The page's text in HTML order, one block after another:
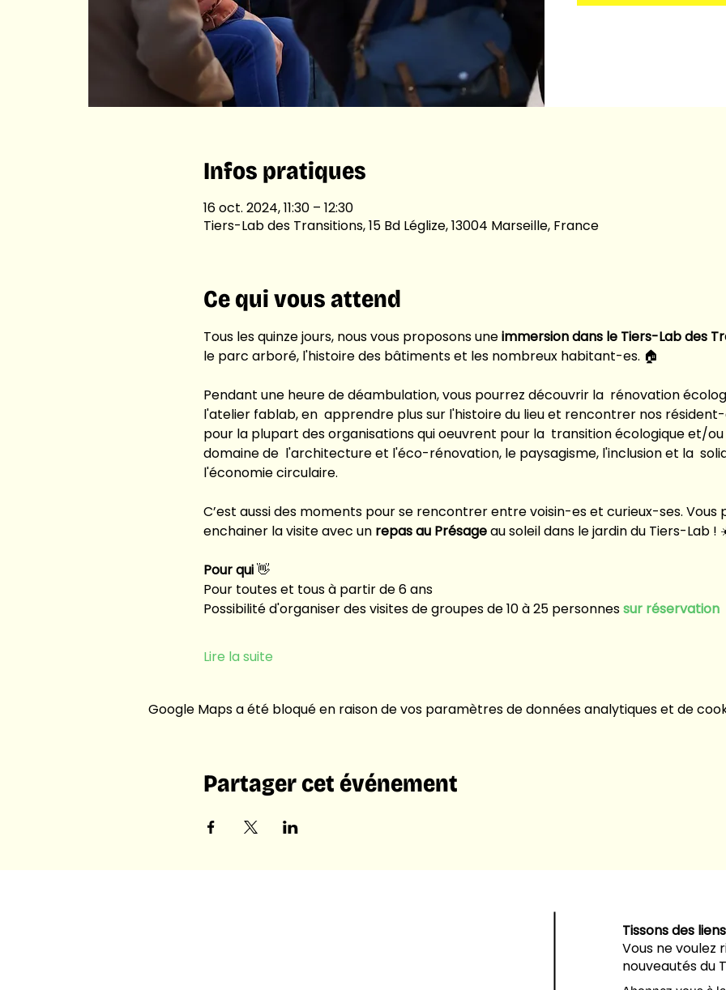
Infos pratiques
16 oct. 2024, 11:30 – 12:30
Tiers-Lab des Transitions, 15 Bd Léglize, 13004 Marseille, France
Ce qui vous attend
Tous les quinze jours, nous vous proposons une immersion dans le Tiers-Lab des
le parc arboré, l'histoire des bâtiments et les nombreux habitant-es. 🏠
Pendant une heure de déambulation, vous pourrez découvrir la  rénovation
l'atelier fablab, en  apprendre plus sur l'histoire du lieu et rencontrer nos résident-
pour la plupart des organisations qui oeuvrent pour la  transition écologique et/
domaine de  l'architecture et l'éco-rénovation, le paysagisme, l'inclusion et la
l'économie circulaire.
C’est aussi des moments pour se rencontrer entrevoisin-es et curieux-ses. Vous
enchainer la visite avec un repas au Présage au soleil dans le jardin du Tiers-Lab !
Pour qui 👋
Pour toutes et tous à partir de 6 ans
Possibilité d'organiser des visites de groupes de 10 à 25 personnes sur réservation
Lire la suite
Google Maps a été bloqué en raison de vos paramètres de données analytiques et de
Partager cet événement
Tissons des liens
Vous ne voulez
nouveautés du